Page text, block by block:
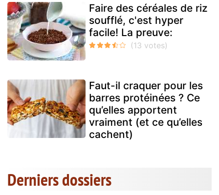
Faire des céréales de riz
soufflé, c'est hyper
facile! La preuve:
Faut-il craquer pour les
barres protéinées ? Ce
qu’elles apportent
vraiment (et ce qu’elles
cachent)
Derniers dossiers